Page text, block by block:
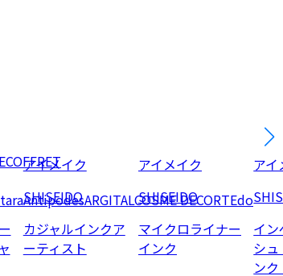
アイメイク
SHISEIDO
カジャルインクア
ーティスト
アイメイク
SHISEIDO
マイクロライナー
インク
アイ
イ
シ
ン
COFFRET
AntipodesARGITALCOSME DECORTEdo